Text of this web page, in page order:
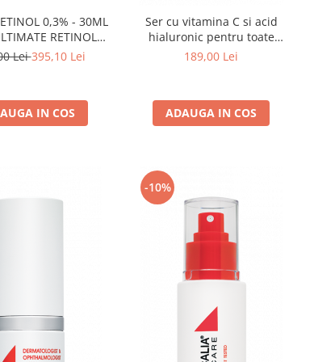
0,3% - 30ML
RETINOL
INTENSITY 2 30ML
Lei395,10 Lei
IN COS
Ser cu vitamina C si acid
hialuronic pentru toate
tipurile de ten, 'C' Serum w/
189,00 Lei
ADAUGA IN COS
-10%